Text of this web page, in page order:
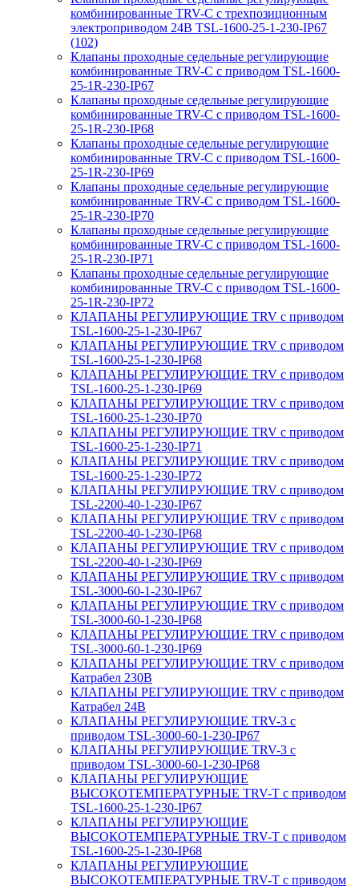
комбинированные TRV-С с трехпозиционным
электроприводом 24В TSL-1600-25-1-230-IP67
(102)
Клапаны проходные седельные регулирующие
комбинированные TRV-С с приводом TSL-1600-
25-1R-230-IP67
Клапаны проходные седельные регулирующие
комбинированные TRV-С с приводом TSL-1600-
25-1R-230-IP68
Клапаны проходные седельные регулирующие
комбинированные TRV-С с приводом TSL-1600-
25-1R-230-IP69
Клапаны проходные седельные регулирующие
комбинированные TRV-С с приводом TSL-1600-
25-1R-230-IP70
Клапаны проходные седельные регулирующие
комбинированные TRV-С с приводом TSL-1600-
25-1R-230-IP71
Клапаны проходные седельные регулирующие
комбинированные TRV-С с приводом TSL-1600-
25-1R-230-IP72
КЛАПАНЫ РЕГУЛИРУЮЩИЕ TRV с приводом
TSL-1600-25-1-230-IP67
КЛАПАНЫ РЕГУЛИРУЮЩИЕ TRV с приводом
TSL-1600-25-1-230-IP68
КЛАПАНЫ РЕГУЛИРУЮЩИЕ TRV с приводом
TSL-1600-25-1-230-IP69
КЛАПАНЫ РЕГУЛИРУЮЩИЕ TRV с приводом
TSL-1600-25-1-230-IP70
КЛАПАНЫ РЕГУЛИРУЮЩИЕ TRV с приводом
TSL-1600-25-1-230-IP71
КЛАПАНЫ РЕГУЛИРУЮЩИЕ TRV с приводом
TSL-1600-25-1-230-IP72
КЛАПАНЫ РЕГУЛИРУЮЩИЕ TRV с приводом
TSL-2200-40-1-230-IP67
КЛАПАНЫ РЕГУЛИРУЮЩИЕ TRV с приводом
TSL-2200-40-1-230-IP68
КЛАПАНЫ РЕГУЛИРУЮЩИЕ TRV с приводом
TSL-2200-40-1-230-IP69
КЛАПАНЫ РЕГУЛИРУЮЩИЕ TRV с приводом
TSL-3000-60-1-230-IP67
КЛАПАНЫ РЕГУЛИРУЮЩИЕ TRV с приводом
TSL-3000-60-1-230-IP68
КЛАПАНЫ РЕГУЛИРУЮЩИЕ TRV с приводом
TSL-3000-60-1-230-IP69
КЛАПАНЫ РЕГУЛИРУЮЩИЕ TRV с приводом
Катрабел 230В
КЛАПАНЫ РЕГУЛИРУЮЩИЕ TRV с приводом
Катрабел 24В
КЛАПАНЫ РЕГУЛИРУЮЩИЕ TRV-3 с
приводом TSL-3000-60-1-230-IP67
КЛАПАНЫ РЕГУЛИРУЮЩИЕ TRV-3 с
приводом TSL-3000-60-1-230-IP68
КЛАПАНЫ РЕГУЛИРУЮЩИЕ
ВЫСОКОТЕМПЕРАТУРНЫЕ TRV-T с приводом
TSL-1600-25-1-230-IP67
КЛАПАНЫ РЕГУЛИРУЮЩИЕ
ВЫСОКОТЕМПЕРАТУРНЫЕ TRV-T с приводом
TSL-1600-25-1-230-IP68
КЛАПАНЫ РЕГУЛИРУЮЩИЕ
ВЫСОКОТЕМПЕРАТУРНЫЕ TRV-T с приводом